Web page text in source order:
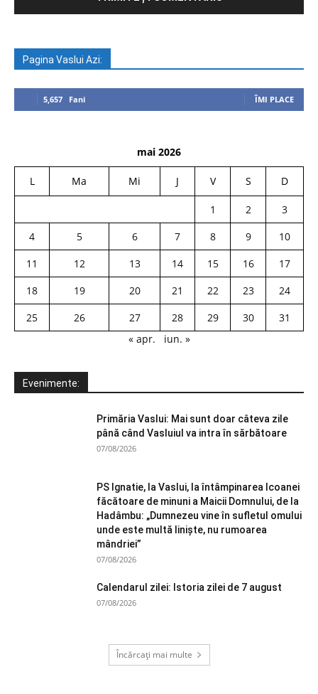
Pagina Vaslui Azi:
5,657 Fani ÎMI PLACE
mai 2026
L Ma Mi J V S D
1 2
3
4
5 6 7 8 9
10
11
12 13 14 15 16
17
18
19 20 21 22 23
24
25
26 27 28 29 30
31
« apr.
iun. »
Evenimente:
Primăria Vaslui: Mai sunt doar câteva zile
până când Vasluiul va intra în sărbătoare
07/08/2026
PS Ignatie, la Vaslui, la întâmpinarea Icoanei
făcătoare de minuni a Maicii Domnului, de la
Hadâmbu: „Dumnezeu vine în sufletul omului
unde este multă liniște, nu rumoarea
mândriei”
07/08/2026
Calendarul zilei: Istoria zilei de 7 august
07/08/2026
Încărcați mai multe